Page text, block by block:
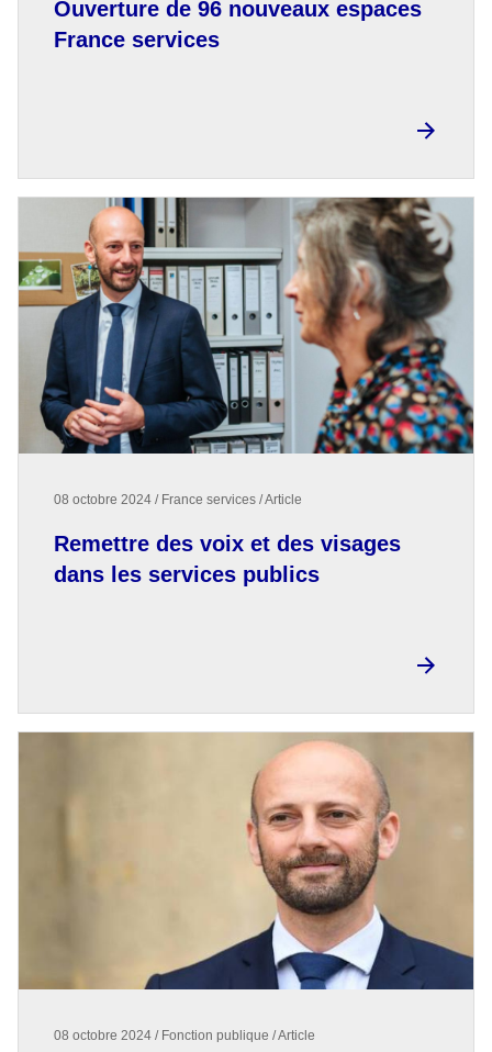
Ouverture de 96 nouveaux espaces
France services
Remettre des voix et des visages
dans les services publics
08 octobre 2024 / France services / Article
08 octobre 2024 / Fonction publique / Article